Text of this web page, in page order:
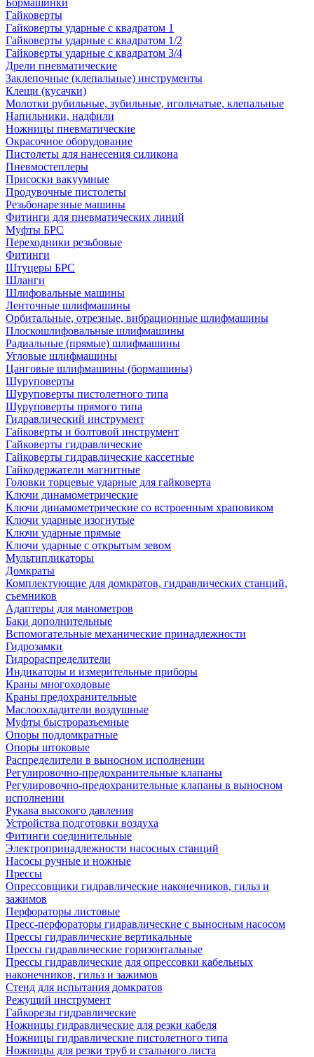
Бормашинки
Гайковерты
Гайковерты ударные с квадратом 1
Гайковерты ударные с квадратом 1/2
Гайковерты ударные с квадратом 3/4
Дрели пневматические
Заклепочные (клепальные) инструменты
Клещи (кусачки)
Молотки рубильные, зубильные, игольчатые, клепальные
Напильники, надфили
Ножницы пневматические
Окрасочное оборудование
Пистолеты для нанесения силикона
Пневмостеплеры
Присоски вакуумные
Продувочные пистолеты
Резьбонарезные машины
Фитинги для пневматических линий
Муфты БРС
Переходники резьбовые
Фитинги
Штуцеры БРС
Шланги
Шлифовальные машины
Ленточные шлифмашины
Орбитальные, отрезные, вибрационные шлифмашины
Плоскошлифовальные шлифмашины
Радиальные (прямые) шлифмашины
Угловые шлифмашины
Цанговые шлифмашины (бормашины)
Шуруповерты
Шуруповерты пистолетного типа
Шуруповерты прямого типа
Гидравлический инструмент
Гайковерты и болтовой инструмент
Гайковерты гидравлические
Гайковерты гидравлические кассетные
Гайкодержатели магнитные
Головки торцевые ударные для гайковерта
Ключи динамометрические
Ключи динамометрические со встроенным храповиком
Ключи ударные изогнутые
Ключи ударные прямые
Ключи ударные с открытым зевом
Мультипликаторы
Домкраты
Комплектующие для домкратов, гидравлических станций,
съемников
Адаптеры для манометров
Баки дополнительные
Вспомогательные механические принадлежности
Гидрозамки
Гидрораспределители
Индикаторы и измерительные приборы
Краны многоходовые
Краны предохранительные
Маслоохладители воздушные
Муфты быстроразъемные
Опоры поддомкратные
Опоры штоковые
Распределители в выносном исполнении
Регулировочно-предохранительные клапаны
Регулировочно-предохранительные клапаны в выносном
исполнении
Рукава высокого давления
Устройства подготовки воздуха
Фитинги соединительные
Электропринадлежности насосных станций
Насосы ручные и ножные
Прессы
Опрессовщики гидравлические наконечников, гильз и
зажимов
Перфораторы листовые
Пресс-перфораторы гидравлические с выносным насосом
Прессы гидравлические вертикальные
Прессы гидравлические горизонтальные
Прессы гидравлические для опрессовки кабельных
наконечников, гильз и зажимов
Стенд для испытания домкратов
Режущий инструмент
Гайкорезы гидравлические
Ножницы гидравлические для резки кабеля
Ножницы гидравлические пистолетного типа
Ножницы для резки труб и стального листа